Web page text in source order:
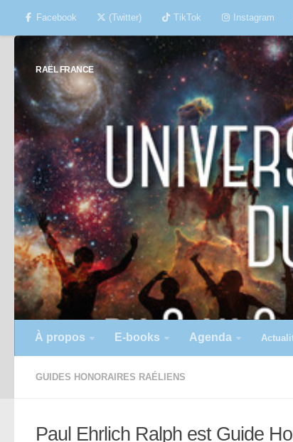
Skip to content
Facebook (Twitter) TikTok Instagram
RAËL FRANCE
À propos E-books Agenda
GUIDES HONORAIRES RAÉLIENS
Paul Ehrlich Ralph est Guide